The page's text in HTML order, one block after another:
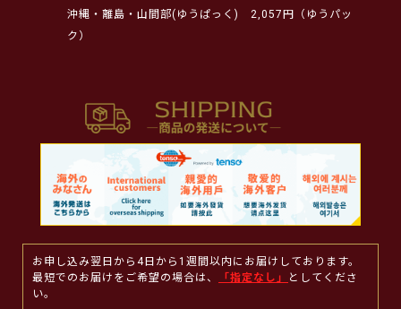
沖縄・離島・山間部(ゆうぱっく)
2,057円（ゆうパッ
ク）
お申し込み翌日から4日から1週間以内にお届けしております。
最短でのお届けをご希望の場合は、
「指定なし」
としてくださ
い。